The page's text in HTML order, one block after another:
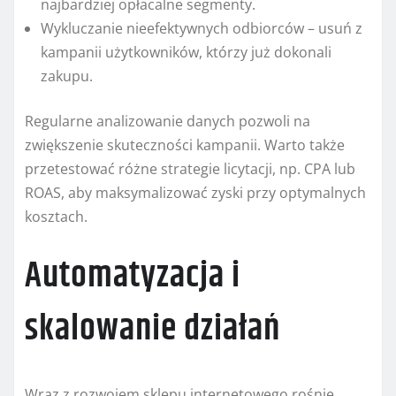
najbardziej opłacalne segmenty.
Wykluczanie nieefektywnych odbiorców – usuń z
kampanii użytkowników, którzy już dokonali
zakupu.
Regularne analizowanie danych pozwoli na
zwiększenie skuteczności kampanii. Warto także
przetestować różne strategie licytacji, np. CPA lub
ROAS, aby maksymalizować zyski przy optymalnych
kosztach.
Automatyzacja i
skalowanie działań